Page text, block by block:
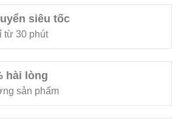
siêu tốc
từ 30 phút
hài lòng
sản phẩm